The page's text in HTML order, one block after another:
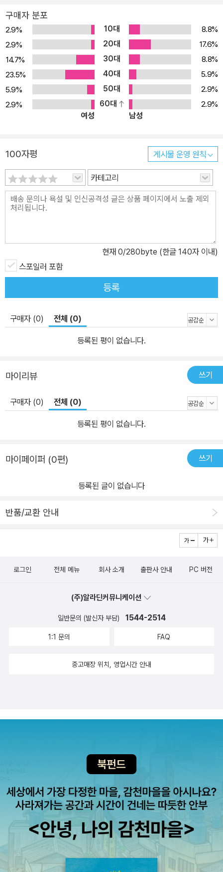
자보다 의지가 굳고, 게다가 열렬한 정열을 지녔으며, 그 감정 또한 성
실하고 순결하고, 헌신적이다. 이에 비해서 남자들은 언제나 의지가
약하다. 이런 모습은 당시 러시아 지식 계급의 통폐라고 보는 시각도
있다. “사랑은 죽음보다, 죽음의 공포보다도 강하다.” 사랑에 대한 작
가의 열정과 눈물이 배어 있는 청춘의 힘이 넘쳐나는 순금의 서사시!
〈아아샤〉는 1858년 《현대인》에 발표된 단편소설로, 예술적 완성, 미
의 감각, 훌륭한 자연 묘사 등으로 〈첫사랑〉과 함께 쌍벽을 이루는 작
품이다. 투르게네프가 묘사하는 여주인공은 대개가 독특한 용모와 매
력을 가지고 있지만, 그중에서도 〈아아샤〉의 아아샤만큼 이채롭고 독
도 타는 듯한 정열과 적극성을 지니고 있다. 그래서 자신의 이상형인
남자를 만나게 되자, 물불을 가리지 않고 사랑에 빠지고 만다. 조금도
야비하거나, 부자연스러운 데가 없는 헌신적이고 고상한 사랑이다.
그녀는 일생의 단 한 번 사랑할 뿐이다. 따라서 그녀에게 사랑과 죽음
은 동일하다. 그러나 〈아아샤〉의 남자 주인공은 정열적인 아아샤에 비
로소 몸부림치며 그녀를 찾아 헤맨다. 이러한 모습은 당시 러시아의
지식인들이 지녔던 통속적인 폐단이라고도 할 수 있겠다. 한편 한 여
성을 짝사랑하며 일생을 고독하게 지낸 투르게네프 자신의 이지(理
智)와 우수를 말해주는 것일지도 모른다. 투르게네프는 “사랑은 죽음
지탱하며 계속 전진한다”라고 말한 바 있다. 〈아아샤〉는 투르게네프
가 독일 유학 시절 경험한 일을 추억하며 소설로 쓴 작품이다. 그는 1
859년 4월 레프 톨스토이에게 보낸 편지에서, “나는 시종 눈물을 머
의 유명한 시인 니콜라이 네크라소프는 “이 작품에는 청춘의 힘이 넘
친다. 〈아아샤〉는 순금의 서사시다! 전편에 흐르는 미적 감각은 독자
들을 스스로 시경(詩境)에 빠지게 한다”라고 상찬했다. “전 세계 독
자의 시선을 사로잡는 위대한 작품!” 진부한 이야기도 애절하고 신비
에서 한 남녀의 이별 장면을 목격하고 생생하게 묘사하며 전개된다.
부잣집에서 일하는 남자는 주인에게 받은 옷과 보석으로 자신을 화려
하게 치장하고 그를 사랑하는 순박한 시골 여인 아쿨리나에게 거만을
다며 시큰둥하게 이별을 통보한다. 아쿨리나는 그런 그에게 자신을
면박을 주더니 눈물 흘리는 아쿨리나를 남겨둔 채 숲을 떠나버린다.
보여주고, 인물들의 성격도 전형적이다. 그러나 일인칭 관찰자 시점
입체적으로 그려진다. 특별히 아름다운 가을 숲의 정경 묘사가 뛰어
후의 단편이다. 이 작품은 이탈리아 고전에서 소재와 영감을 얻었다.
세 남녀의 엇갈린 사랑과 운명을 그린 이 작품은 투르게네프가 내무
오페라 가수 폴리나 비아르도와의 만남과 사랑을 연상시키기도 한다.
을 나누었는데, 이들의 이상한 동거와 삼각관계에 관한 무성한 소문
상과 매력으로 남녀노소를 막론하고 신비로운 환상에 사로잡히게 하
는 명편이다. 당대의 유명한 평론가 브베젠스키는 이 작품에 대한 장
문의 논문을 게재하고 투르게네프의 재능을 찬양하면서 “전 세계 독
자들의 시선을 집중시키는 위대한 작품이다”라고 썼다. 문학평론가
베추이코 역시 “〈사랑의 개가〉는 신비로운 미로 충만하다. 이 작품은
서사시이다. 정서적인 고귀한 진주다!”라고 이 작품의 신비성을 높이
평가했다. 특히 이 작품에서는 청년 시절에 실연하고 일생을 고독하
구매자 분포
2.9% 10대
8.8%
2.9%
20대
17.6%
14.7%
30대
8.8%
23.5%
40대
5.9%
5.9%
50대
2.9%
2.9%
60대
2.9%
여성
남성
100자평 게시물 운영 원칙
카테고리
현재 0/280byte (한글 140자 이내)
스포일러 포함
등록
구매자 (0) 전체 (0)
등록된 평이 없습니다.
마이리뷰 쓰기
구매자 (0) 전체 (0)
등록된 평이 없습니다.
마이페이퍼 (0편) 쓰기
등록된 글이 없습니다
반품/교환 안내
로그인 전체 메뉴 회사 소개 출판사 안내 PC 버전
(주)알라딘커뮤니케이션
일반문의 (발신자 부담) 1544-2514
1:1 문의 FAQ
중고매장 위치, 영업시간 안내